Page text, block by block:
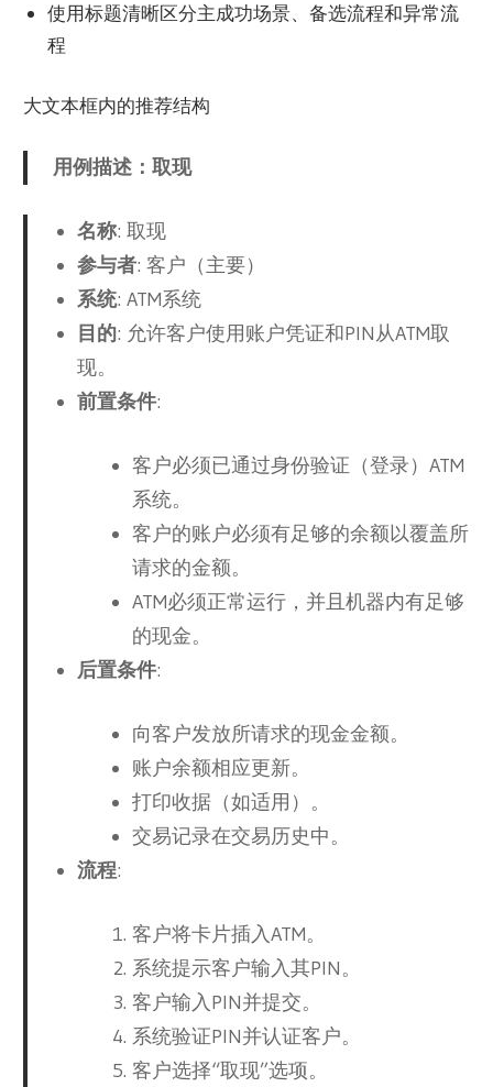
使用标题清晰区分主成功场景、备选流程和异常流
程
大文本框内的推荐结构
用例描述：取现
名称: 取现
参与者: 客户（主要）
系统: ATM系统
目的: 允许客户使用账户凭证和PIN从ATM取
现。
前置条件:
客户必须已通过身份验证（登录）ATM
系统。
客户的账户必须有足够的余额以覆盖所
请求的金额。
ATM必须正常运行，并且机器内有足够
的现金。
后置条件:
向客户发放所请求的现金金额。
账户余额相应更新。
打印收据（如适用）。
交易记录在交易历史中。
流程:
客户将卡片插入ATM。
系统提示客户输入其PIN。
客户输入PIN并提交。
系统验证PIN并认证客户。
客户选择“取现”选项。